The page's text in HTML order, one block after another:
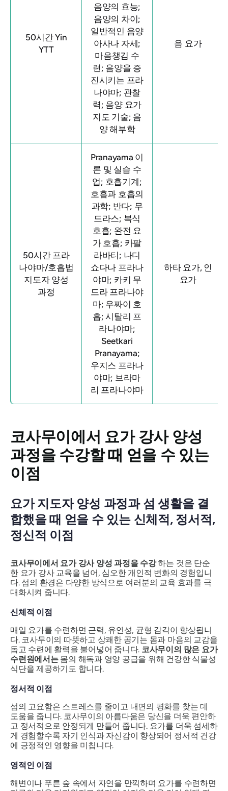
50시간 Yin
YTT
음양의 효능;
음양의 차이;
일반적인 음양
아사나 자세;
마음챙김 수
련; 음양을 증
진시키는 프라
나야마; 관찰
력; 음양 요가
지도 기술; 음
양 해부학
음 요가
50시간 프라
나야마/호흡법
지도자 양성
과정
Pranayama 이
론 및 실습 수
업; 호흡기계;
호흡과 호흡의
과학; 반다; 무
드라스; 복식
호흡; 완전 요
가 호흡; 카팔
라바티; 나디
쇼다나 프라나
야마; 카키 무
드라 프라나야
마; 우짜이 호
흡; 시탈리 프
라나야마;
Seetkari
Pranayama;
우지스 프라나
야마; 브라마
리 프라나야마
하타 요가, 인
요가
코사무이에서 요가 강사 양성
과정을 수강할 때 얻을 수 있는
이점
요가 지도자 양성 과정과 섬 생활을 결
합했을 때 얻을 수 있는 신체적, 정서적,
정신적 이점
코사무이에서 요가 강사 양성 과정을 수강하는 것은 단순
한 요가 강사 교육을 넘어, 심오한 개인적 변화의 경험입니
다. 섬의 환경은 다양한 방식으로 여러분의 교육 효과를 극
대화시켜 줍니다.
신체적 이점
매일 요가를 수련하면 근력, 유연성, 균형 감각이 향상됩니
다. 코사무이의 따뜻하고 상쾌한 공기는 몸과 마음의 교감을
돕고 수련에 활력을 불어넣어 줍니다. 코사무이의 많은 요가
수련원에서는몸의 해독과 영양 공급을 위해 건강한 식물성
식단을 제공하기도 합니다.
정서적 이점
섬의 고요함은 스트레스를 줄이고 내면의 평화를 찾는 데
도움을 줍니다. 코사무이의 아름다움은 당신을 더욱 편안하
고 정서적으로 안정되게 만들어 줍니다. 요가를 더욱 섬세하
게 경험할수록 자기 인식과 자신감이 향상되어 정서적 건강
에 긍정적인 영향을 미칩니다.
영적인 이점
해변이나 푸른 숲 속에서 자연을 만끽하며 요가를 수련하면